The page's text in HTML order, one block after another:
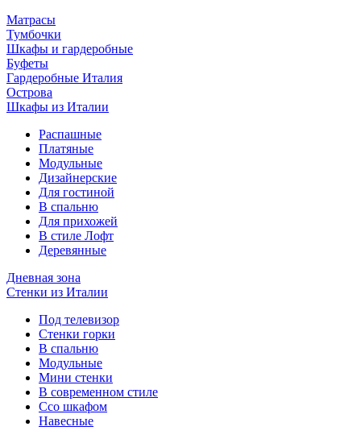
Матрасы
Тумбочки
Шкафы и гардеробные
Буфеты
Гардеробные Италия
Острова
Шкафы из Италии
Распашные
Платяные
Модульные
Дизайнерские
Для гостиной
В спальню
Для прихожей
В стиле Лофт
Деревянные
Дневная зона
Стенки из Италии
Под телевизор
Стенки горки
В спальню
Модульные
Мини стенки
В современном стиле
Ссо шкафом
Навесные